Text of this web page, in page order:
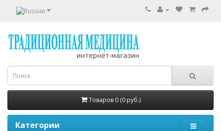
Товаров 0 (0 руб.)
Категории